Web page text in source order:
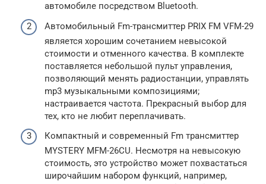
автомобиле посредством Bluetooth.
Автомобильный Fm-трансмиттер PRIX FM VFM-29
является хорошим сочетанием невысокой
стоимости и отменного качества. В комплекте
поставляется небольшой пульт управления,
позволяющий менять радиостанции, управлять
mp3 музыкальными композициями;
настраивается частота. Прекрасный выбор для
тех, кто не любит переплачивать.
Компактный и современный Fm трансмиттер
MYSTERY MFM-26CU. Несмотря на невысокую
стоимость, это устройство может похвастаться
широчайшим набором функций, например,